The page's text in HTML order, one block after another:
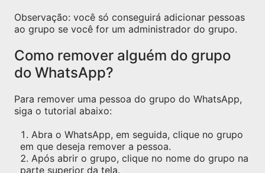
Observação: você só conseguirá adicionar pessoas
ao grupo se você for um administrador do grupo.
Como remover alguém do grupo
do WhatsApp?
Para remover uma pessoa do grupo do WhatsApp,
siga o tutorial abaixo:
Abra o WhatsApp, em seguida, clique no grupo
em que deseja remover a pessoa.
Após abrir o grupo, clique no nome do grupo na
parte superior da tela.